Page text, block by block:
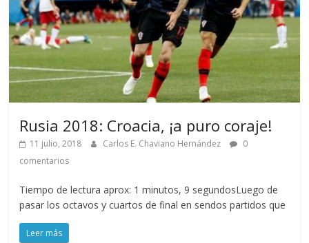
Rusia 2018: Croacia, ¡a puro coraje!
11 julio, 2018 Carlos E. Chaviano Hernández
0
comentarios
Tiempo de lectura aprox: 1 minutos, 9 segundosLuego de
pasar los octavos y cuartos de final en sendos partidos que
Leer más